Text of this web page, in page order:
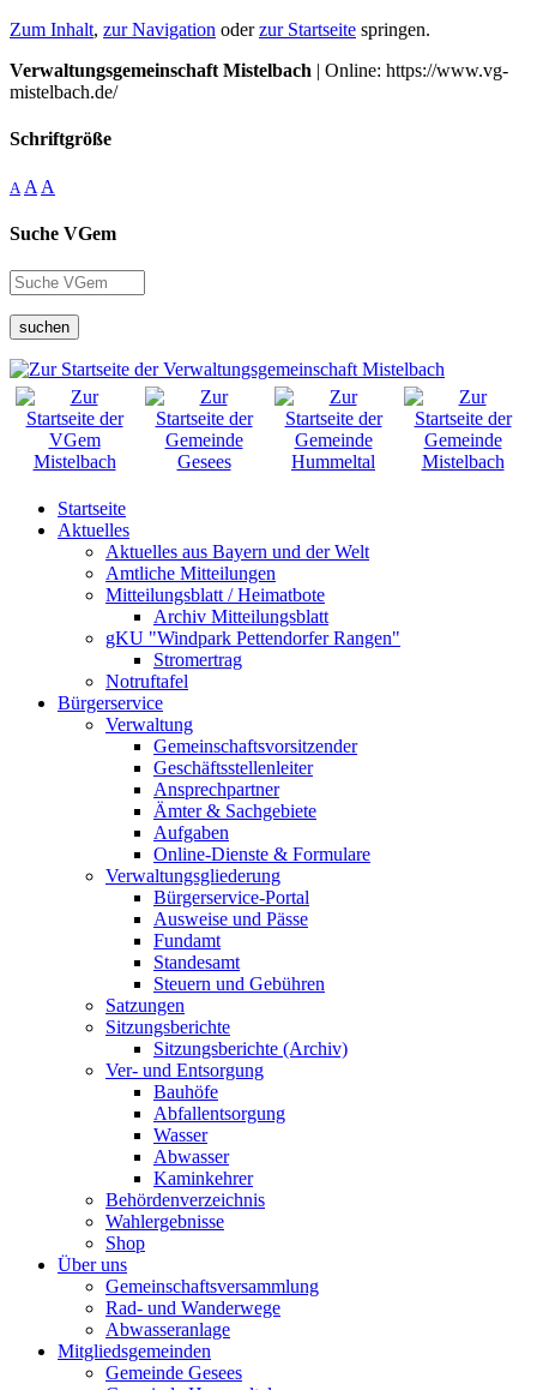
Zum Inhalt, zur Navigation oderzur Startseite springen.
Verwaltungsgemeinschaft Mistelbach | Online: https://www.vg-
mistelbach.de/
Schriftgröße
A A A
Suche VGem
suchen
Startseite
Aktuelles
Aktuelles aus Bayern und der Welt
Amtliche Mitteilungen
Mitteilungsblatt / Heimatbote
Archiv Mitteilungsblatt
gKU "Windpark Pettendorfer Rangen"
Stromertrag
Notruftafel
Bürgerservice
Verwaltung
Gemeinschaftsvorsitzender
Geschäftsstellenleiter
Ansprechpartner
Ämter & Sachgebiete
Aufgaben
Online-Dienste & Formulare
Verwaltungsgliederung
Bürgerservice-Portal
Ausweise und Pässe
Fundamt
Standesamt
Steuern und Gebühren
Satzungen
Sitzungsberichte
Sitzungsberichte (Archiv)
Ver- und Entsorgung
Bauhöfe
Abfallentsorgung
Wasser
Abwasser
Kaminkehrer
Behördenverzeichnis
Wahlergebnisse
Shop
Über uns
Gemeinschaftsversammlung
Rad- und Wanderwege
Abwasseranlage
Mitgliedsgemeinden
Gemeinde Gesees